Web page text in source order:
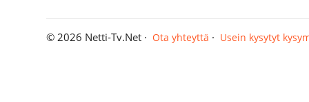
© 2026 Netti-Tv.Net ·Ota yhteyttä · Usein kysytyt